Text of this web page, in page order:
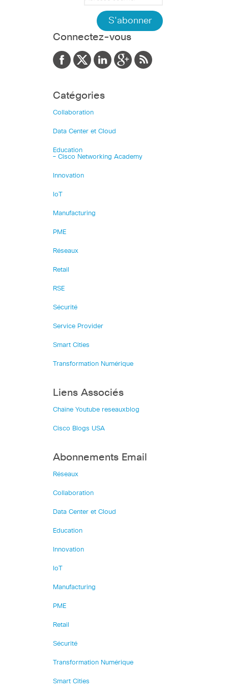
Connectez-vous
Catégories
Collaboration
Data Center et Cloud
Education
– Cisco Networking Academy
Innovation
IoT
Manufacturing
PME
Réseaux
Retail
RSE
Sécurité
Service Provider
Smart Cities
Transformation Numérique
Liens Associés
Chaîne Youtube reseauxblog
Cisco Blogs USA
Abonnements Email
Réseaux
Collaboration
Data Center et Cloud
Education
Innovation
IoT
Manufacturing
PME
Retail
Sécurité
Transformation Numérique
Smart Cities